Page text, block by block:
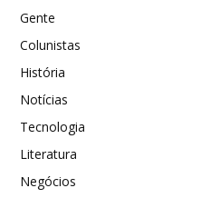
Gente
Colunistas
História
Notícias
Tecnologia
Literatura
Negócios